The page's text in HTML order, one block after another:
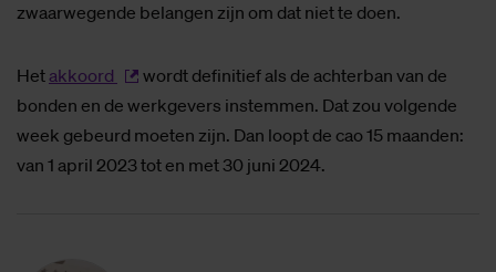
zwaarwegende belangen zijn om dat niet te doen.
Het akkoord
wordt definitief als de achterban van de
bonden en de werkgevers instemmen. Dat zou volgende
week gebeurd moeten zijn. Dan loopt de cao 15 maanden:
van 1 april 2023 tot en met 30 juni 2024.